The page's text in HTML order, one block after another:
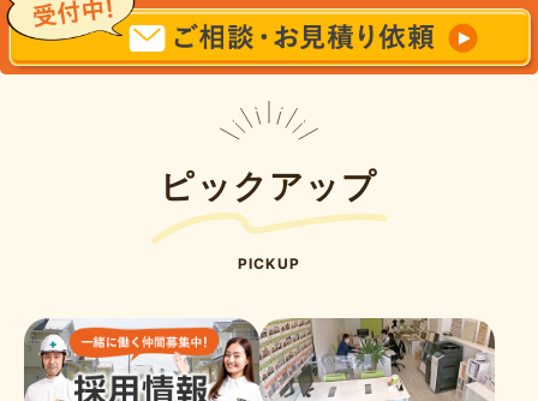
ピックアップ
PICKUP